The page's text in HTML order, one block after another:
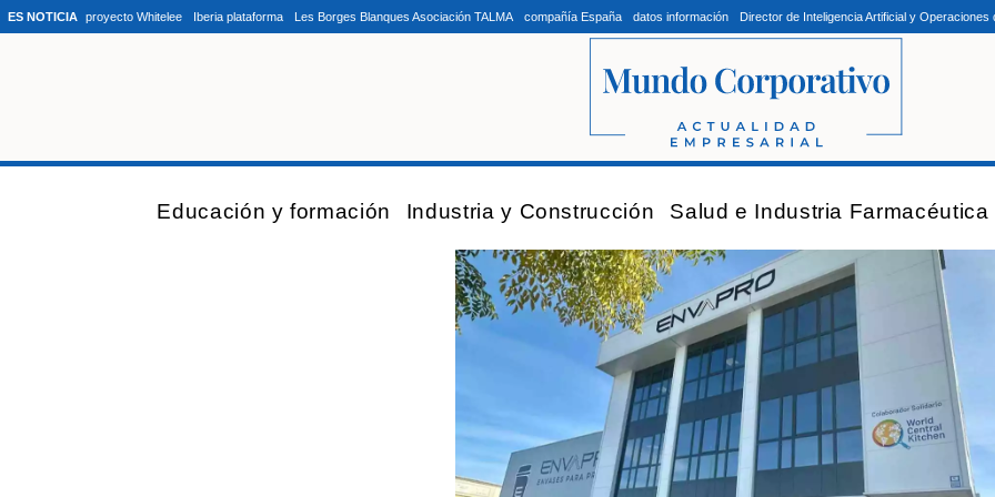
ES NOTICIA proyecto Whitelee Iberia plataforma Les Borges Blanques Asociación TALMA compañía España datos información Director de Inteligencia Artificial y
Educación y formación Industria y Construcción Salud e Industria Farmacéutica